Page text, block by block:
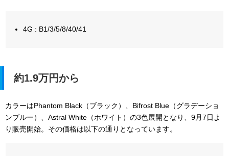
4G : B1/3/5/8/40/41
約1.9万円から
カラーはPhantom Black（ブラック）、Bifrost Blue（グラデーショ
ンブルー）、Astral White（ホワイト）の3色展開となり、9月7日よ
り販売開始。その価格は以下の通りとなっています。